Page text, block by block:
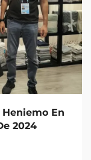
En
2024